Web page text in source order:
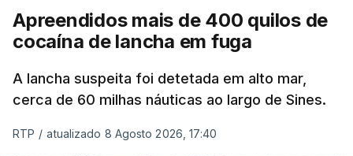
Apreendidos mais de 400 quilos de
cocaína de lancha em fuga
A lancha suspeita foi detetada em alto mar,
cerca de 60 milhas náuticas ao largo de Sines.
RTP / atualizado 8 Agosto 2026, 17:40